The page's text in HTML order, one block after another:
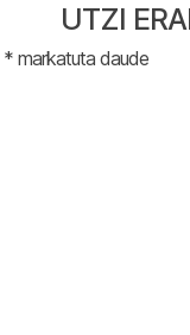
UTZI
* markatuta daude